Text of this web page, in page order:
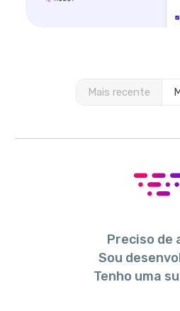
Mais recente
Preciso de
Sou
Tenho uma